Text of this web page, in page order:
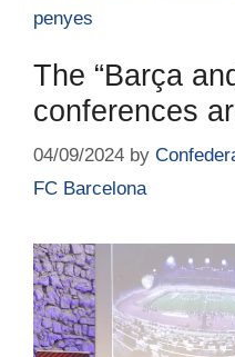
penyes
The “Barça
conferences
04/09/2024 by
FC Barcelona